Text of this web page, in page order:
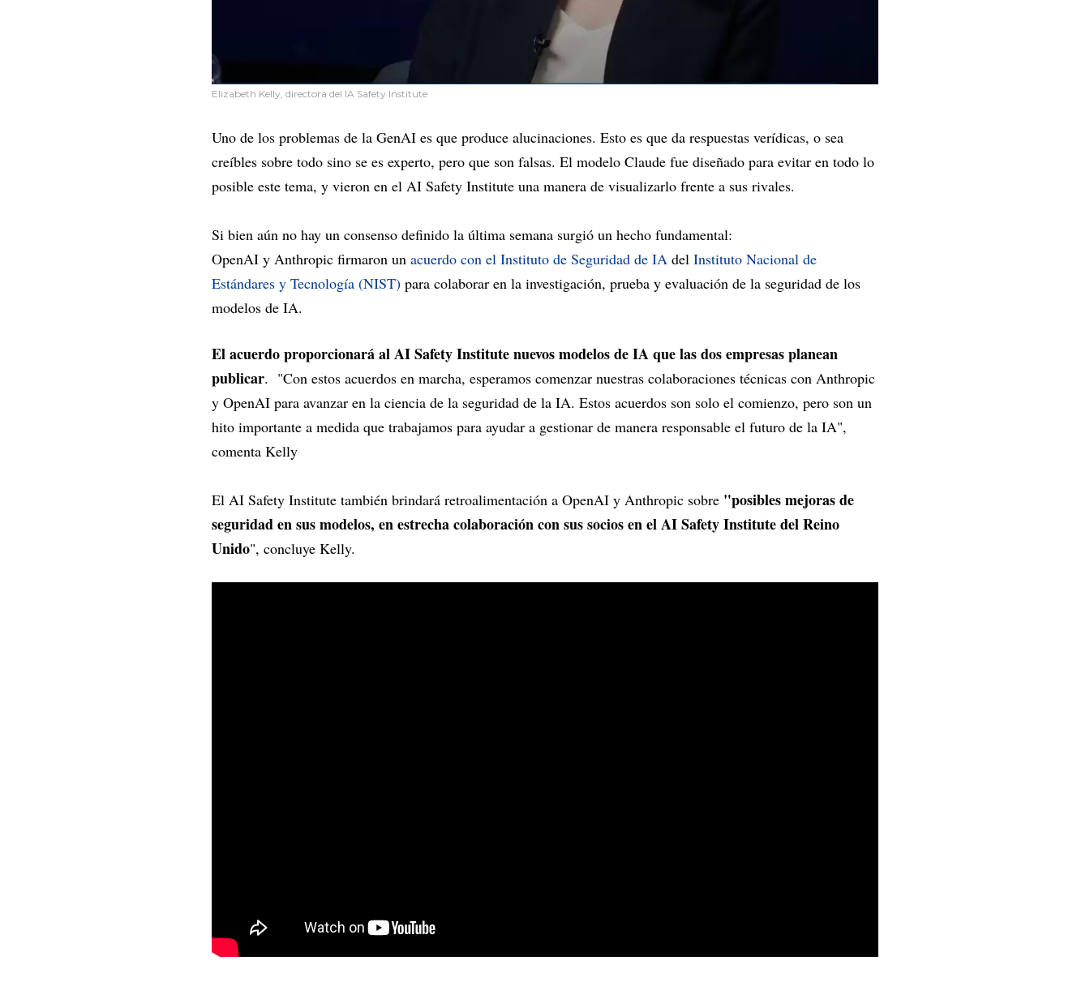
Elizabeth Kelly, directora del IA Safety Institute
Uno de los problemas de la GenAI es que produce alucinaciones. Esto es que da respuestas verídicas, o sea
creíbles sobre todo sino se es experto, pero que son falsas. El modelo Claude fue diseñado para evitar en todo lo
posible este tema, y vieron en el AI Safety Institute una manera de visualizarlo frente a sus rivales.
Si bien aún no hay un consenso definido la última semana surgió un hecho fundamental:
OpenAI y Anthropic firmaron un acuerdo con el Instituto de Seguridad de IA del Instituto Nacional de
Estándares y Tecnología (NIST) para colaborar en la investigación, prueba y evaluación de la seguridad de los
modelos de IA.
El acuerdo proporcionará al AI Safety Institute nuevos modelos de IA que las dos empresas planean
publicar. "Con estos acuerdos en marcha, esperamos comenzar nuestras colaboraciones técnicas con Anthropic
y OpenAI para avanzar en la ciencia de la seguridad de la IA. Estos acuerdos son solo el comienzo, pero son un
hito importante a medida que trabajamos para ayudar a gestionar de manera responsable el futuro de la IA",
comenta Kelly
El AI Safety Institute también brindará retroalimentación a OpenAI y Anthropic sobre "posibles mejoras de
seguridad en sus modelos, en estrecha colaboración con sus socios en el AI Safety Institute del Reino
Unido", concluye Kelly.